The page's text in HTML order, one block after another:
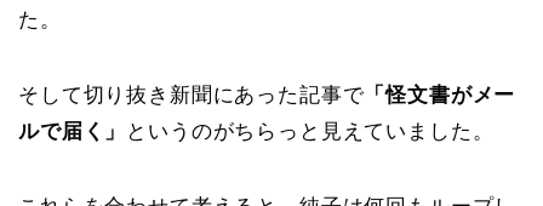
た。
そして切り抜き新聞にあった記事で「怪文書がメー
ルで届く」
というのがちらっと見えていました。